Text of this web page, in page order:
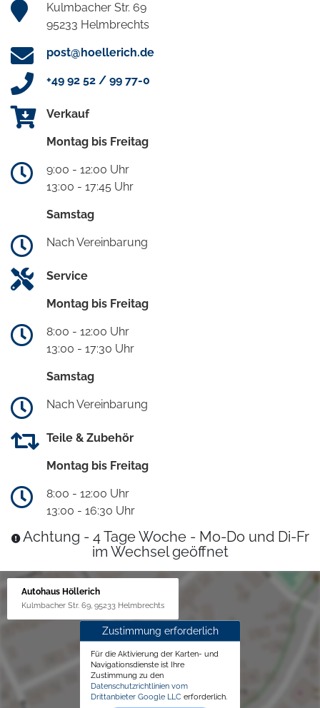
Kulmbacher Str. 69
95233 Helmbrechts
post@hoellerich.de
+49 92 52 / 99 77-0
Verkauf
Montag bis Freitag
9:00 - 12:00 Uhr
13:00 - 17:45 Uhr
Samstag
Nach Vereinbarung
Service
Montag bis Freitag
8:00 - 12:00 Uhr
13:00 - 17:30 Uhr
Samstag
Nach Vereinbarung
Teile & Zubehör
Montag bis Freitag
8:00 - 12:00 Uhr
13:00 - 16:30 Uhr
Achtung - 4 Tage Woche - Mo-Do und Di-Fr
im Wechsel geöffnet
Autohaus Höllerich
Kulmbacher Str. 69, 95233 Helmbrechts
Zustimmung erforderlich
Für die Aktivierung der Karten- und
Navigationsdienste ist Ihre
Zustimmung zu den
Datenschutzrichtlinien vom
Drittanbieter Google LLC erforderlich.